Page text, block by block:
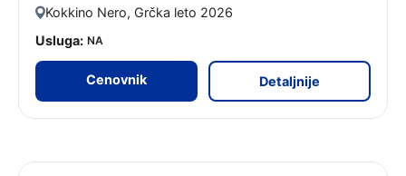
Kokkino Nero, Grčka leto 2026
Usluga: NA
Cenovnik Detaljnije